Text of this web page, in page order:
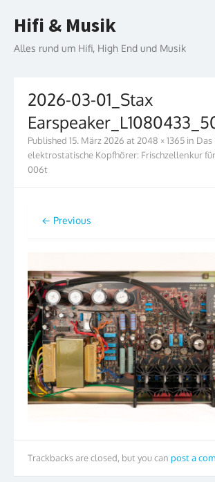
to
Hifi & Musik
Alles rund um Hifi, High End und Musik
2026-03-01_Stax
Published 15. März 2026 at 2048 × 1365 in
elektrostatische Kopfhörer: Frischzellenkur
006t
← Previous
Trackbacks are closed, but you can post a